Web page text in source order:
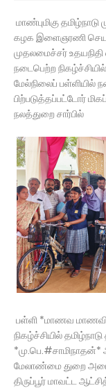
மாண்புமிகு
கழக இளைஞரணி
முதலமைச்சர்
நடைபெற்ற
மேல்நிலைப் பள்ளியில்
பிற்படுத்தப்பட்டோர்
நலத்துறை சார்பில்
பள்ளி *மாணவ
நிகழ்ச்சியில்
*மு.பெ.#சாமிநாதன்*
மேலாண்மை துறை
திருப்பூர் மாவட்ட